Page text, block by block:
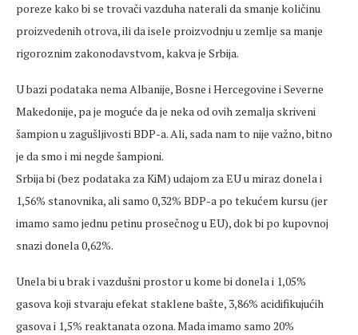
poreze kako bi se trovači vazduha naterali da smanje količinu
proizvedenih otrova, ili da isele proizvodnju u zemlje sa manje
rigoroznim zakonodavstvom, kakva je Srbija.
U bazi podataka nema Albanije, Bosne i Hercegovine i Severne
Makedonije, pa je moguće da je neka od ovih zemalja skriveni
šampion u zagušljivosti BDP-a. Ali, sada nam to nije važno, bitno
je da smo i mi negde šampioni.
Srbija bi (bez podataka za KiM) udajom za EU u miraz donela i
1,56% stanovnika, ali samo 0,32% BDP-a po tekućem kursu (jer
imamo samo jednu petinu prosečnog u EU), dok bi po kupovnoj
snazi donela 0,62%.
Unela bi u brak i vazdušni prostor u kome bi donela i 1,05%
gasova koji stvaraju efekat staklene bašte, 3,86% acidifikujućih
gasova i 1,5% reaktanata ozona. Mada imamo samo 20%